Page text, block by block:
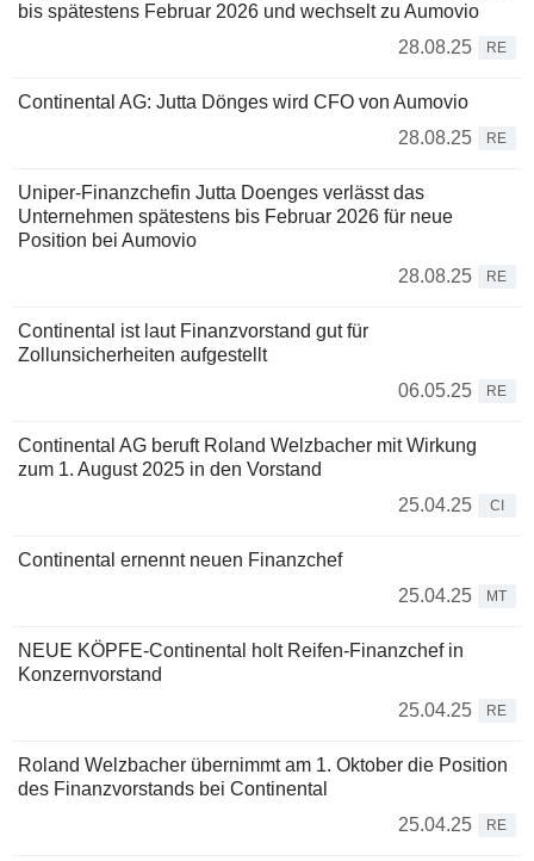
bis spätestens Februar 2026 und wechselt zu Aumovio
28.08.25
RE
Continental AG: Jutta Dönges wird CFO von Aumovio
28.08.25
RE
Uniper-Finanzchefin Jutta Doenges verlässt das
Unternehmen spätestens bis Februar 2026 für neue
Position bei Aumovio
28.08.25
RE
Continental ist laut Finanzvorstand gut für
Zollunsicherheiten aufgestellt
06.05.25
RE
Continental AG beruft Roland Welzbacher mit Wirkung
zum 1. August 2025 in den Vorstand
25.04.25
CI
Continental ernennt neuen Finanzchef
25.04.25
MT
NEUE KÖPFE-Continental holt Reifen-Finanzchef in
Konzernvorstand
25.04.25
RE
Roland Welzbacher übernimmt am 1. Oktober die Position
des Finanzvorstands bei Continental
25.04.25
RE